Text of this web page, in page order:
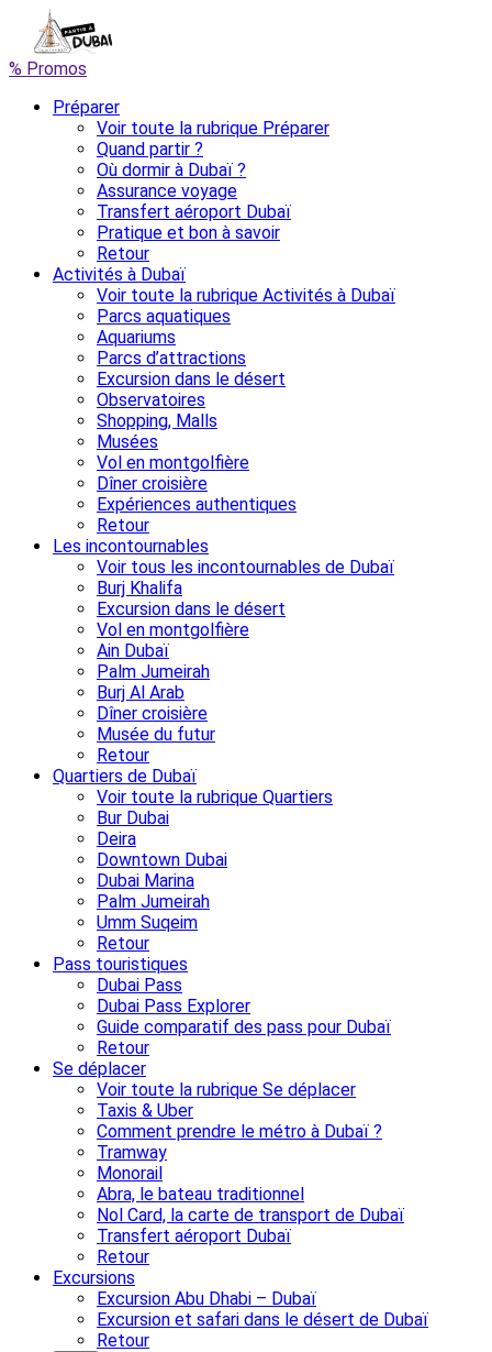
% Promos
Préparer
Voir toute la rubrique Préparer
Quand partir ?
Où dormir à Dubaï ?
Assurance voyage
Transfert aéroport Dubaï
Pratique et bon à savoir
Retour
Activités à Dubaï
Voir toute la rubrique Activités à Dubaï
Parcs aquatiques
Aquariums
Parcs d’attractions
Excursion dans le désert
Observatoires
Shopping, Malls
Musées
Vol en montgolfière
Dîner croisière
Expériences authentiques
Retour
Les incontournables
Voir tous les incontournables de Dubaï
Burj Khalifa
Excursion dans le désert
Vol en montgolfière
Ain Dubaï
Palm Jumeirah
Burj Al Arab
Dîner croisière
Musée du futur
Retour
Quartiers de Dubaï
Voir toute la rubrique Quartiers
Bur Dubai
Deira
Downtown Dubai
Dubai Marina
Palm Jumeirah
Umm Suqeim
Retour
Pass touristiques
Dubai Pass
Dubai Pass Explorer
Guide comparatif des pass pour Dubaï
Retour
Se déplacer
Voir toute la rubrique Se déplacer
Taxis & Uber
Comment prendre le métro à Dubaï ?
Tramway
Monorail
Abra, le bateau traditionnel
Nol Card, la carte de transport de Dubaï
Transfert aéroport Dubaï
Retour
Excursions
Excursion Abu Dhabi – Dubaï
Excursion et safari dans le désert de Dubaï
Retour